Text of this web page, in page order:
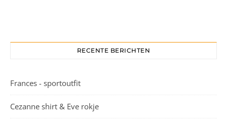
RECENTE BERICHTEN
Frances - sportoutfit
Cezanne shirt & Eve rokje